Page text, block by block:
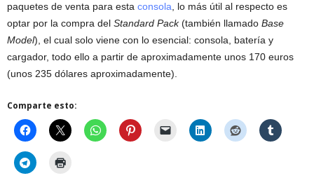
paquetes de venta para esta consola , lo más útil al respecto es
optar por la compra del Standard Pack(también llamado Base
Model), el cual solo viene con lo esencial: consola, batería y
cargador, todo ello a partir de aproximadamente unos 170 euros
(unos 235 dólares aproximadamente).
Comparte esto: